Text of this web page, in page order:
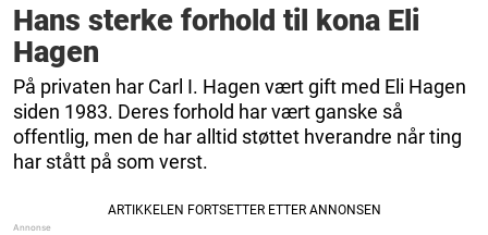
Hans sterke forhold til kona Eli
Hagen
På privaten har Carl I. Hagen vært gift med Eli Hagen
siden 1983. Deres forhold har vært ganske så
offentlig, men de har alltid støttet hverandre når ting
har stått på som verst.